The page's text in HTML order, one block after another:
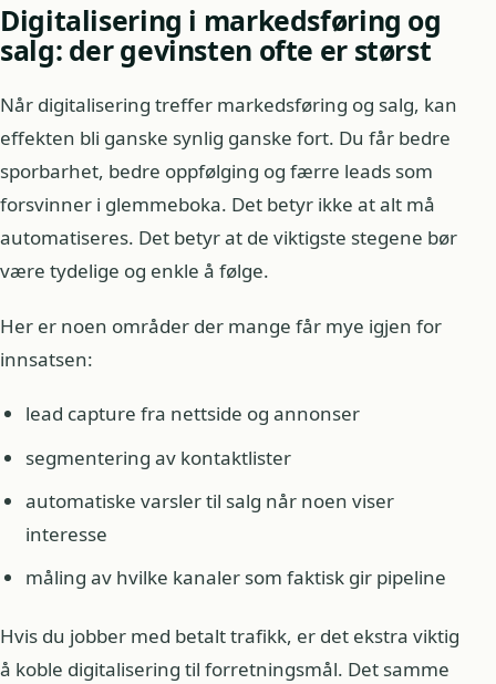
Digitalisering i markedsføring og
salg: der gevinsten ofte er størst
Når digitalisering treffer markedsføring og salg, kan
effekten bli ganske synlig ganske fort. Du får bedre
sporbarhet, bedre oppfølging og færre leads som
forsvinner i glemmeboka. Det betyr ikke at alt må
automatiseres. Det betyr at de viktigste stegene bør
være tydelige og enkle å følge.
Her er noen områder der mange får mye igjen for
innsatsen:
lead capture fra nettside og annonser
segmentering av kontaktlister
automatiske varsler til salg når noen viser
interesse
måling av hvilke kanaler som faktisk gir pipeline
Hvis du jobber med betalt trafikk, er det ekstra viktig
å koble digitalisering til forretningsmål. Det samme